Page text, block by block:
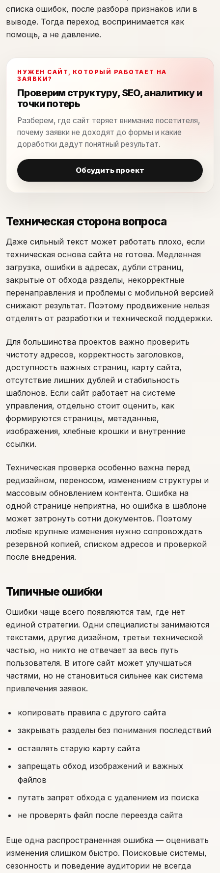
списка ошибок, после разбора признаков или в
выводе. Тогда переход воспринимается как
помощь, а не давление.
НУЖЕН САЙТ, КОТОРЫЙ РАБОТАЕТ НА
ЗАЯВКИ?
Проверим структуру, SEO, аналитику и
точки потерь
Разберем, где сайт теряет внимание посетителя,
почему заявки не доходят до формы и какие
доработки дадут понятный результат.
Обсудить проект
Техническая сторона вопроса
Даже сильный текст может работать плохо, если
техническая основа сайта не готова. Медленная
загрузка, ошибки в адресах, дубли страниц,
закрытые от обхода разделы, некорректные
перенаправления и проблемы с мобильной версией
снижают результат. Поэтому продвижение нельзя
отделять от разработки и технической поддержки.
Для большинства проектов важно проверить
чистоту адресов, корректность заголовков,
доступность важных страниц, карту сайта,
отсутствие лишних дублей и стабильность
шаблонов. Если сайт работает на системе
управления, отдельно стоит оценить, как
формируются страницы, метаданные,
изображения, хлебные крошки и внутренние
ссылки.
Техническая проверка особенно важна перед
редизайном, переносом, изменением структуры и
массовым обновлением контента. Ошибка на
одной странице неприятна, но ошибка в шаблоне
может затронуть сотни документов. Поэтому
любые крупные изменения нужно сопровождать
резервной копией, списком адресов и проверкой
после внедрения.
Типичные ошибки
Ошибки чаще всего появляются там, где нет
единой стратегии. Одни специалисты занимаются
текстами, другие дизайном, третьи технической
частью, но никто не отвечает за весь путь
пользователя. В итоге сайт может улучшаться
частями, но не становиться сильнее как система
привлечения заявок.
копировать правила с другого сайта
закрывать разделы без понимания последствий
оставлять старую карту сайта
запрещать обход изображений и важных
файлов
путать запрет обхода с удалением из поиска
не проверять файл после переезда сайта
Еще одна распространенная ошибка — оценивать
изменения слишком быстро. Поисковые системы,
сезонность и поведение аудитории не всегда